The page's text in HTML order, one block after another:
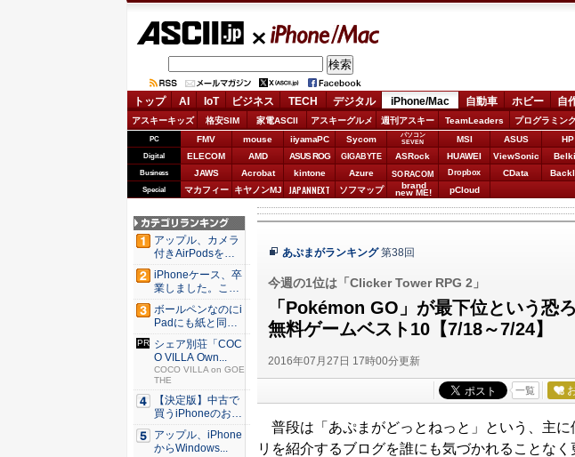
iPhone/Mac
トップ AI IoT ビジネス TECH デジタル iPhone/Mac 自動車 ホビー 自
アスキーキッズ 格安SIM 家電ASCII アスキーグルメ 週刊アスキー TeamLeaders プログラミン
PC FMV mouse iiyamaPC Sycom
パソコン
SEVEN
MSI ASUS HP
Digital ELECOM AMD ASUS ROG GIGABYTE ASRock HUAWEI ViewSonic
Business JAWS Acrobat kintone Azure SORACOM Dropbox CData
Special マカフィー キヤノンMJ JAPANNEXT ソフマップ brand
new ME! pCloud
あぷまがランキング 第38回
今週の1位は「Clicker Tower RPG 2」
「Pokémon GO」が最下位という恐
無料ゲームベスト10【7/18～7/24】
2016年07月27日 17時00分更新
一覧
普段は「あぷまがどっとねっと」という、主
リを紹介するブログを誰にも気づかれることな
アップル、カメラ
付きAirPodsを年
内...
iPhoneケース、卒
業しました。これ
か...
ボールペンなのにi
Padにも紙と同じ
滑ら...
シェア別荘「COC
O VILLA Own...
COCO VILLA on GOE
THE
【決定版】中古で
買うiPhoneのおす
す...
アップル、iPhone
からWindows...